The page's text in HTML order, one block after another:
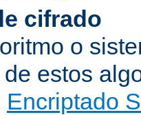
cifrado
o
estos
Encriptado